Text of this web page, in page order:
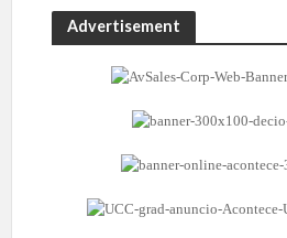
Advertisement